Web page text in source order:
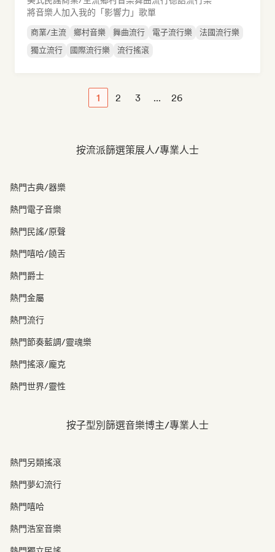
將音樂人加入我的「影響力」歌單
商業/主流 鄉村音樂 舞曲流行 電子流行樂
法國流行樂
獨立流行
國際流行樂 流行搖滾
1 2 3 ... 26
按流派篩選策展人/專業人士
熱門古典/器樂
熱門電子音樂
熱門民謠/原聲
熱門嘻哈/饒舌
熱門爵士
熱門金屬
熱門流行
熱門節奏藍調/靈魂樂
熱門搖滾/龐克
熱門世界/靈性
按子型別篩選音樂博主/專業人士
熱門另類搖滾
熱門夢幻流行
熱門嘻哈
熱門浩室音樂